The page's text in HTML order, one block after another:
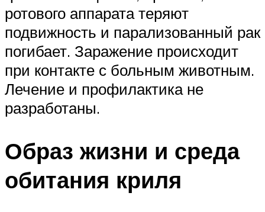
ротового аппарата теряют
подвижность и парализованный рак
погибает. Заражение происходит
при контакте с больным животным.
Лечение и профилактика не
разработаны.
Образ жизни и среда
обитания криля